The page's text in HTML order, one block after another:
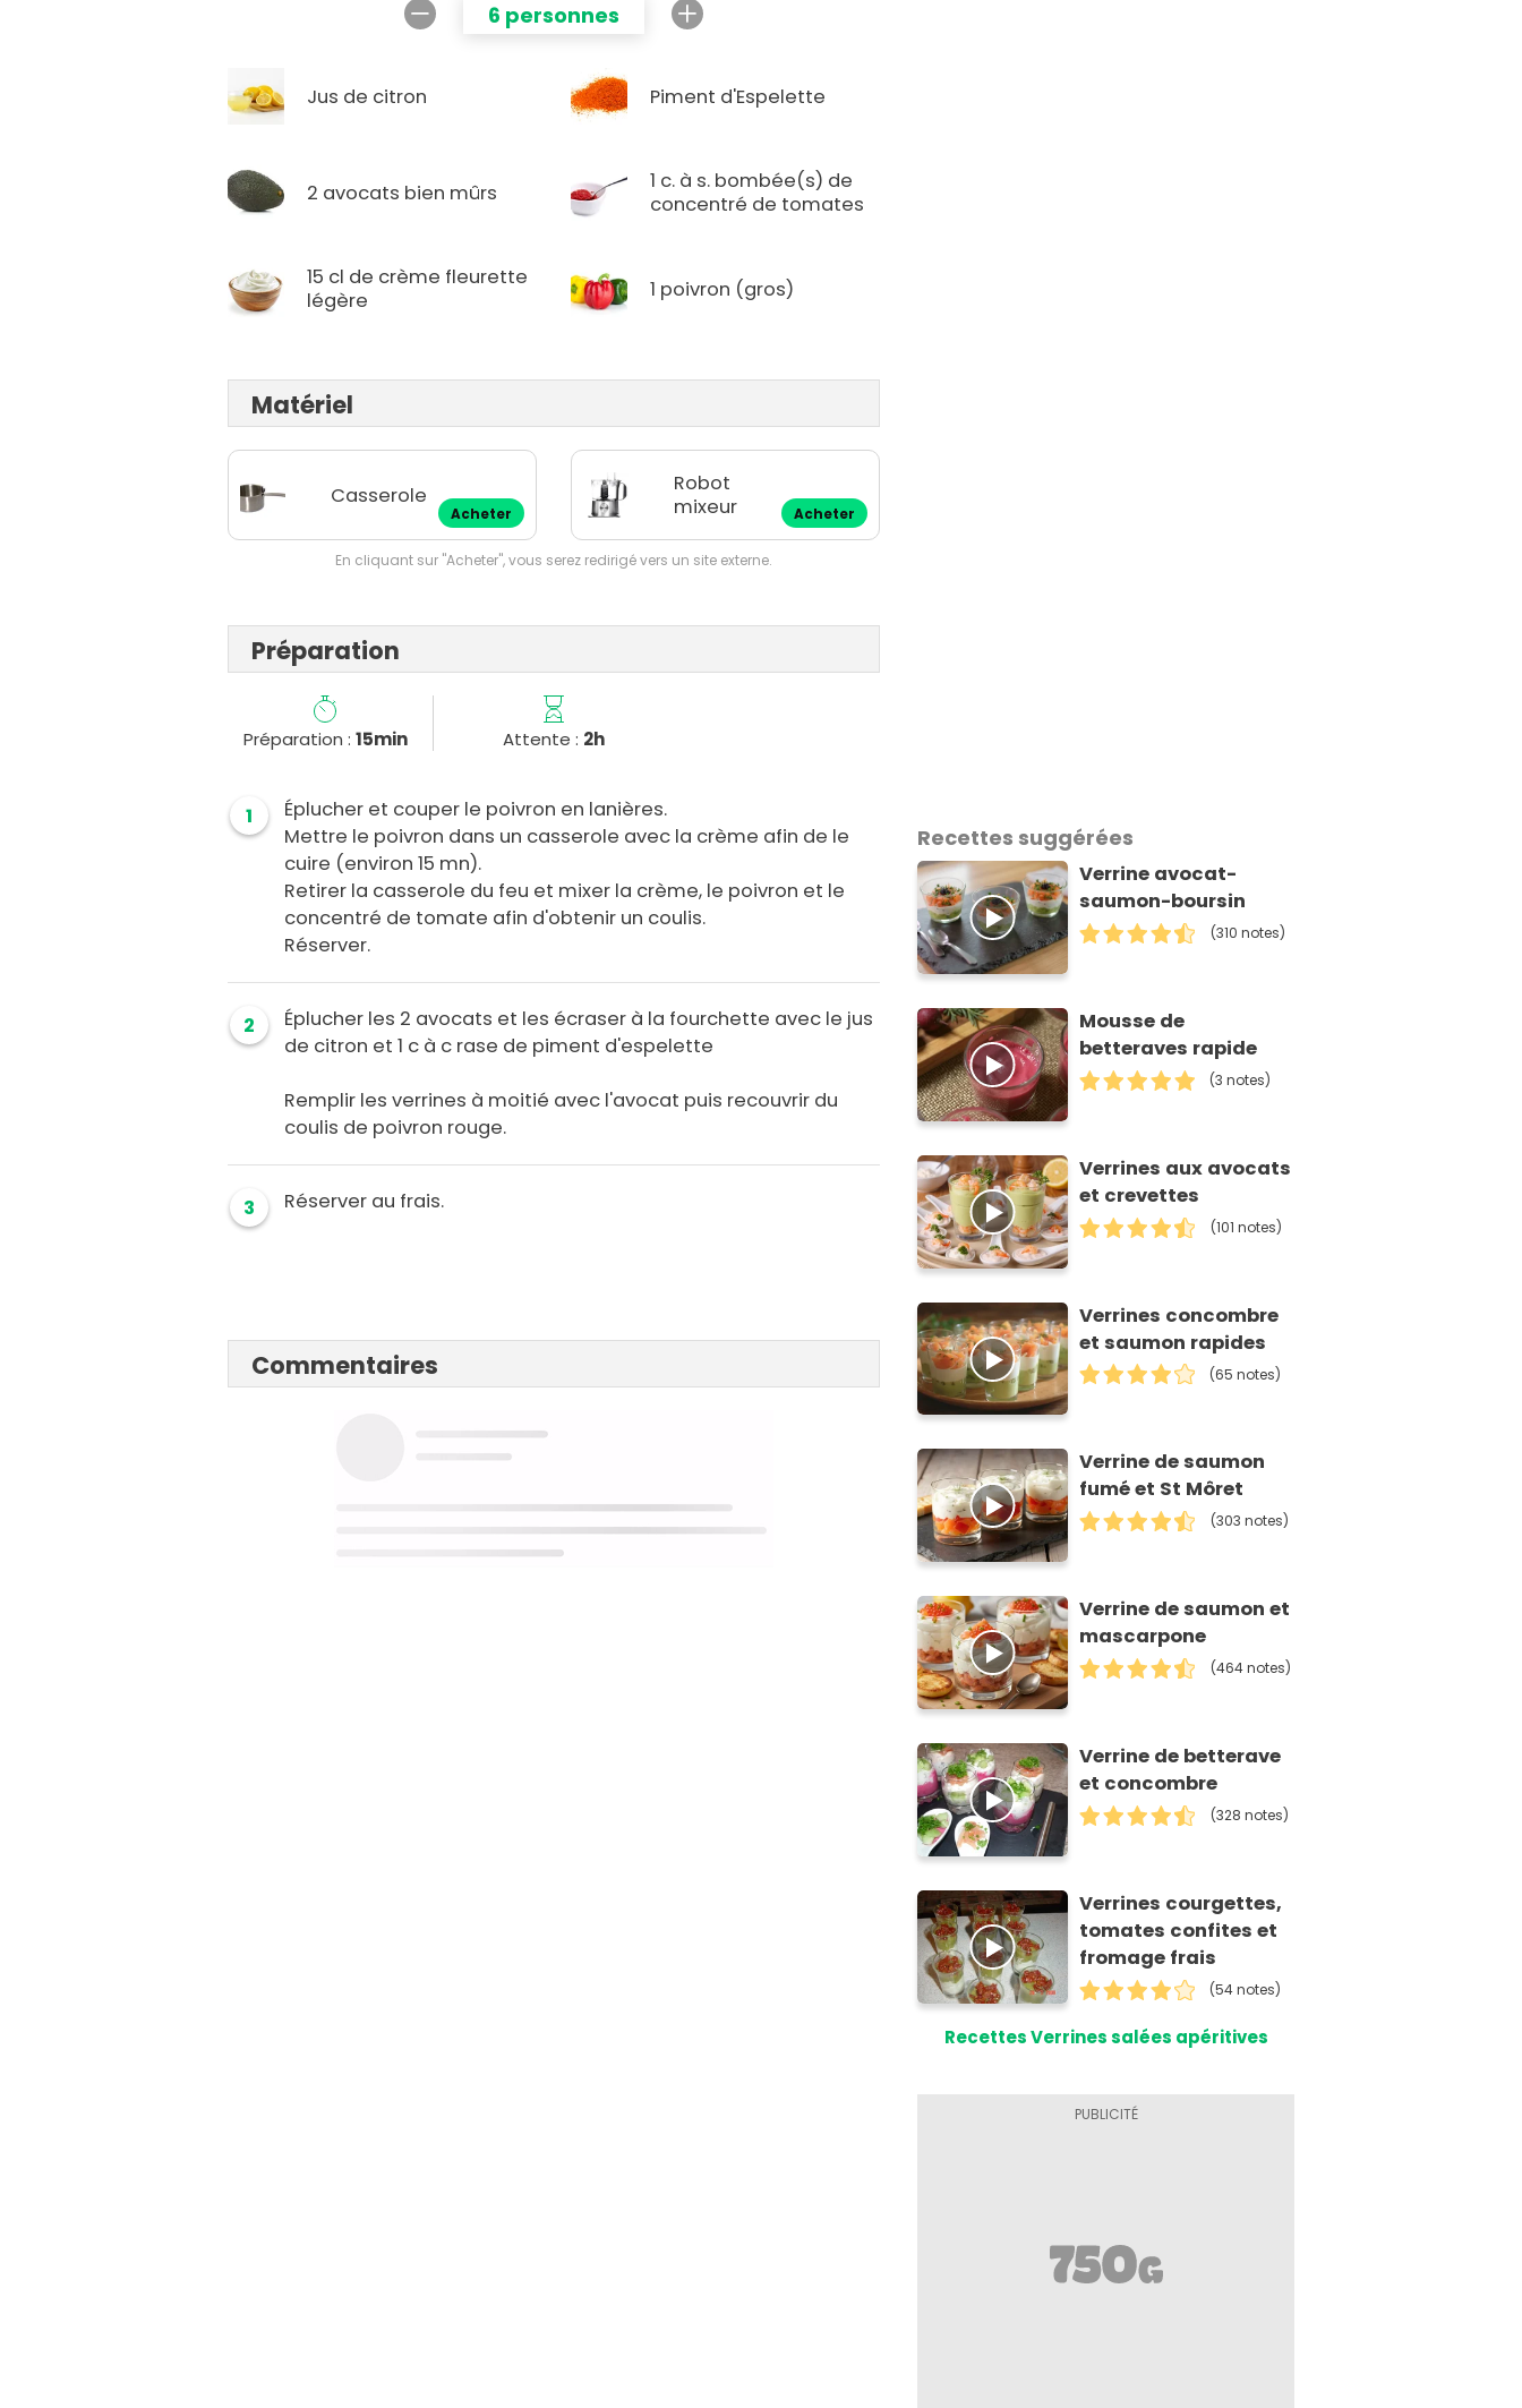
6 personnes
Jus de citron Piment d'Espelette
2 avocats bien mûrs
1 c. à s. bombée(s) de
concentré de tomates
15 cl de crème fleurette
légère
1 poivron (gros)
Matériel
Casserole
Acheter
Robot
mixeur
Acheter
En cliquant sur "Acheter", vous serez redirigé vers un site externe.
Préparation
Préparation : 15min Attente : 2h
1
Éplucher et couper le poivron en lanières.
Mettre le poivron dans un casserole avec la crème afin de le
cuire (environ 15 mn).
Retirer la casserole du feu et mixer la crème, le poivron et le
concentré de tomate afin d'obtenir un coulis.
Réserver.
2
Éplucher les 2 avocats et les écraser à la fourchette avec le jus
de citron et 1 c à c rase de piment d'espelette
Remplir les verrines à moitié avec l'avocat puis recouvrir du
coulis de poivron rouge.
3 Réserver au frais.
Commentaires
Recettes suggérées
Verrine avocat-
saumon-boursin
(310 notes)
Mousse de
betteraves rapide
(3 notes)
Verrines aux avocats
et crevettes
(101 notes)
Verrines concombre
et saumon rapides
(65 notes)
Verrine de saumon
fumé et St Môret
(303 notes)
Verrine de saumon et
mascarpone
(464 notes)
Verrine de betterave
et concombre
(328 notes)
Verrines courgettes,
tomates confites et
fromage frais
(54 notes)
Recettes Verrines salées apéritives